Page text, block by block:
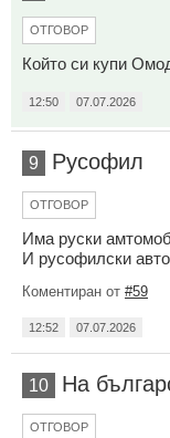
ОТГОВОР
Който си купи
12:50 07.07.2026
9 Русофил
ОТГОВОР
Има руски
И русофилски
Коментиран от #59
12:52 07.07.2026
10 На
ОТГОВОР